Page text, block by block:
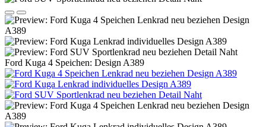
Ford Kuga 4 Speichen: Design A389